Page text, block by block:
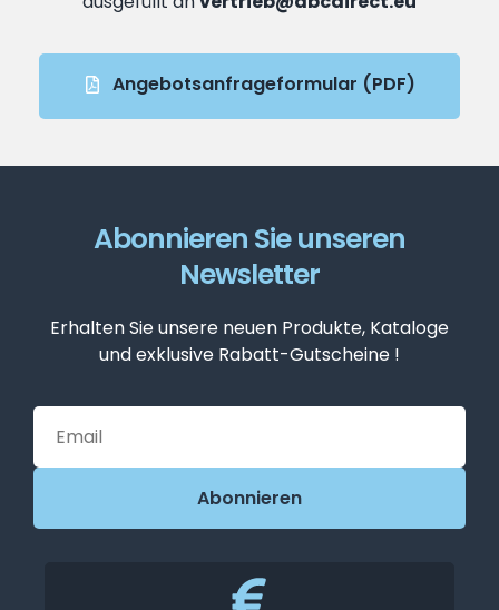
Angebotsanfrageformular (PDF)
Abonnieren Sie unseren
Newsletter
Erhalten Sie unsere neuen Produkte, Kataloge
und exklusive Rabatt-Gutscheine !